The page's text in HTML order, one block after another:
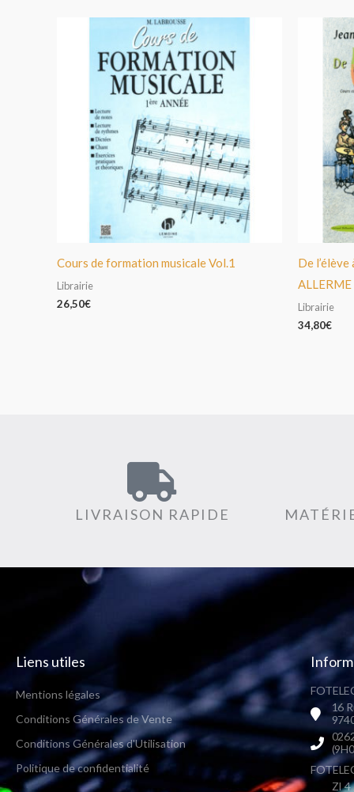
Cours de formation musicale Vol.1
Librairie
26,50€
De
ALLERME
Librairie
34,80€
LIVRAISON RAPIDE
Liens utiles
Mentions légales
Conditions Générales de Vente
Conditions Générales d'Utilisation
Politique de confidentialité
16
ZI 4